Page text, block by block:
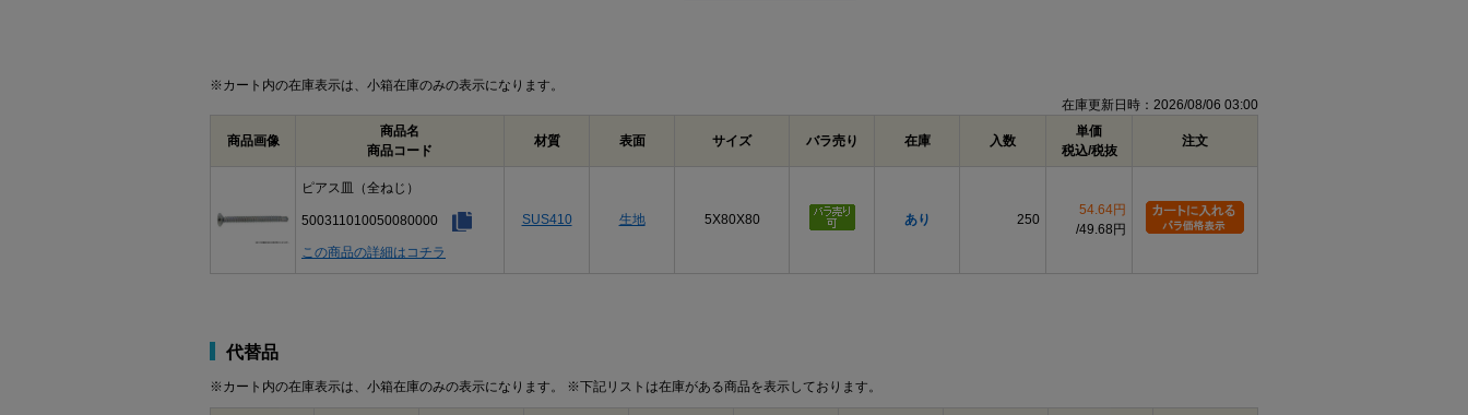
※カート内の在庫表示は、小箱在庫のみの表示になります。
在庫更新日時：2026/08/06 03:00
商品画像
商品名
商品コード
材質 表面 サイズ バラ売り 在庫 入数
単価
税込/税抜
注文
ピアス皿（全ねじ）
500311010050080000
この商品の詳細はコチラ
SUS410 生地 5X80X80 あり 250
54.64円
49.68円
代替品
※カート内の在庫表示は、小箱在庫のみの表示になります。 ※下記リストは在庫がある商品を表示しております。